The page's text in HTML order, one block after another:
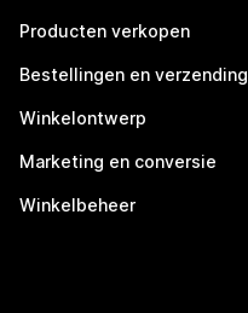
Producten verkopen
Bestellingen en verzending
Winkelontwerp
Marketing en conversie
Winkelbeheer